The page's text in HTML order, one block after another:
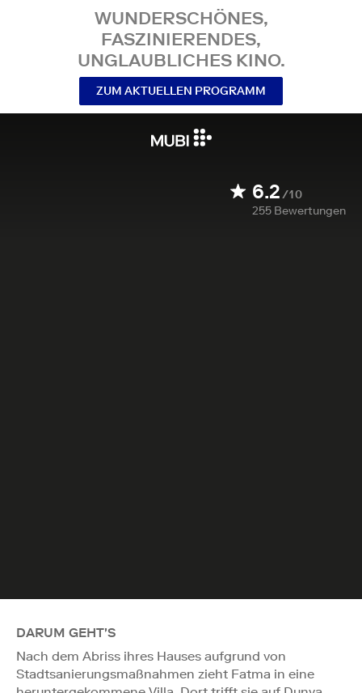
WUNDERSCHÖNES,
FASZINIERENDES,
UNGLAUBLICHES KINO.
ZUM AKTUELLEN PROGRAMM
6.2/10
255 Bewertungen
DARUM GEHT'S
Nach dem Abriss ihres Hauses aufgrund von
Stadtsanierungsmaßnahmen zieht Fatma in eine